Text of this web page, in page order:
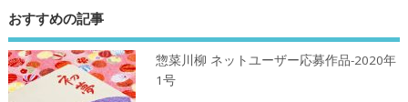
おすすめの記事
惣菜川柳 ネットユーザー応募作品-2020年
1号